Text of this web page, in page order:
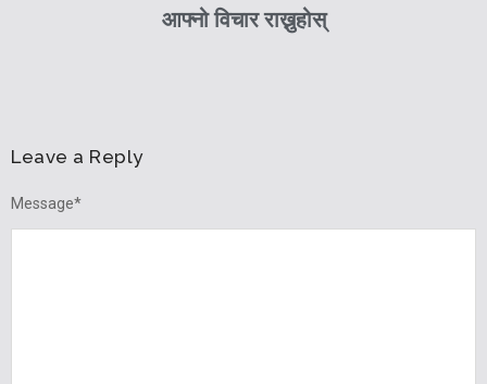
आफ्नो विचार राख्नुहोस्
Leave a Reply
Message*